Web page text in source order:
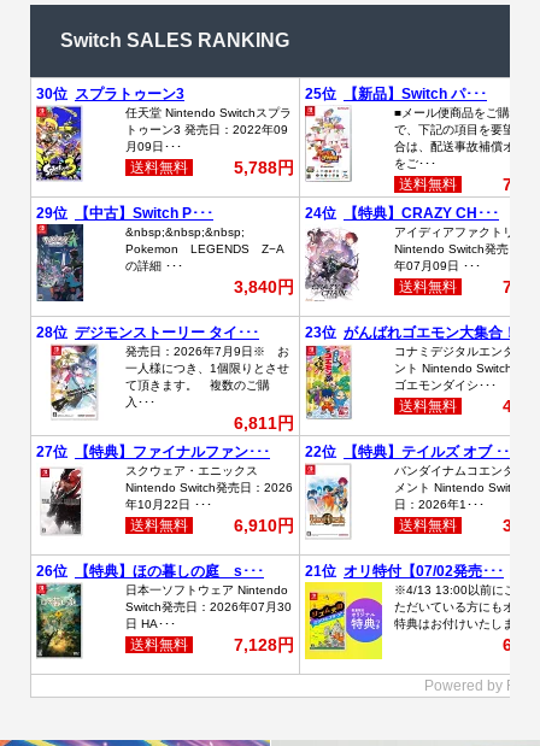
Switch SALES RANKING